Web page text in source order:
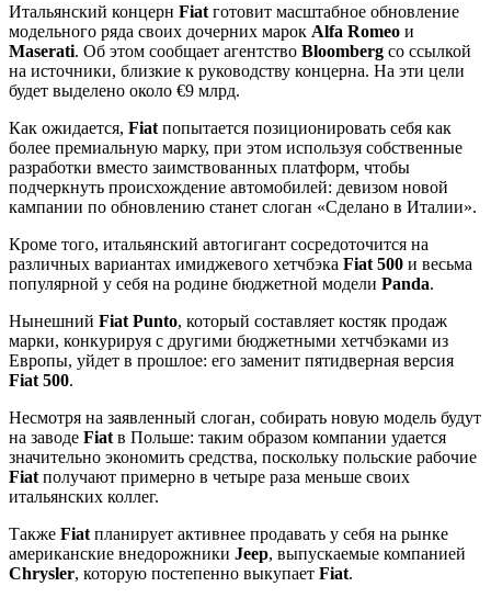
Итальянский концерн Fiat готовит масштабное обновление
модельного ряда своих дочерних марок Alfa Romeo и
Maserati. Об этом сообщает агентство Bloomberg со ссылкой
на источники, близкие к руководству концерна. На эти цели
будет выделено около €9 млрд.
Как ожидается, Fiat попытается позиционировать себя как
более премиальную марку, при этом используя собственные
разработки вместо заимствованных платформ, чтобы
подчеркнуть происхождение автомобилей: девизом новой
кампании по обновлению станет слоган «Сделано в Италии».
Кроме того, итальянский автогигант сосредоточится на
различных вариантах имиджевого хетчбэка Fiat 500 и весьма
популярной у себя на родине бюджетной модели Panda.
Нынешний Fiat Punto, который составляет костяк продаж
марки, конкурируя с другими бюджетными хетчбэками из
Европы, уйдет в прошлое: его заменит пятидверная версия
Fiat 500.
Несмотря на заявленный слоган, собирать новую модель будут
на заводе Fiat в Польше: таким образом компании удается
значительно экономить средства, поскольку польские рабочие
Fiat получают примерно в четыре раза меньше своих
итальянских коллег.
Также Fiat планирует активнее продавать у себя на рынке
американские внедорожники Jeep, выпускаемые компанией
Chrysler, которую постепенно выкупает Fiat.